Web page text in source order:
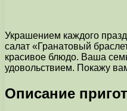
Украшением каждого
салат «Гранатовый
красивое блюдо. Ваша
удовольствием. Покажу
Описание